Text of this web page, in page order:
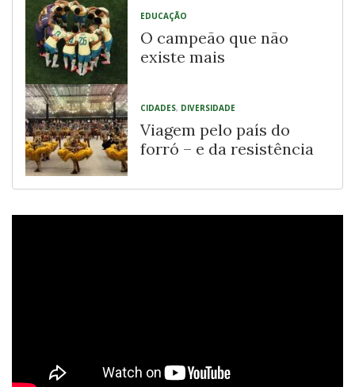
EDUCAÇÃO
O campeão que não
existe mais
CIDADES, DIVERSIDADE
Viagem pelo país do
forró – e da resistência